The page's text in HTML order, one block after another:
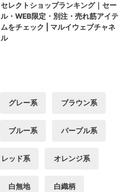
セレクトショップランキング｜セー
ル・WEB限定・別注・売れ筋アイテ
ムをチェック | マルイウェブチャネ
ル
グレー系 ブラウン系
ブルー系 パープル系
レッド系 オレンジ系
白無地 白織柄